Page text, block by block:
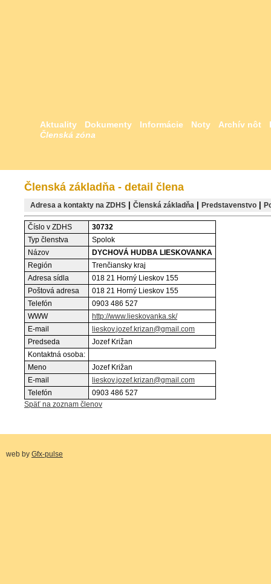
Aktuality Dokumenty Informácie Noty Archív nôt
Členská zóna
Členská základňa - detail člena
Adresa a kontakty na ZDHS Členská základňa Predstavenstvo
Číslo v ZDHS
30732
Typ členstva
Spolok
Názov
DYCHOVÁ HUDBA LIESKOVANKA
Región
Trenčiansky kraj
Adresa sídla
018 21 Horný Lieskov 155
Poštová adresa
018 21 Horný Lieskov 155
Telefón
0903 486 527
WWW
http://www.lieskovanka.sk/
E-mail
lieskov.jozef.krizan@gmail.com
Predseda
Jozef Križan
Kontaktná osoba:
Meno
Jozef Križan
E-mail
lieskov.jozef.krizan@gmail.com
Telefón
0903 486 527
Späť na zoznam členov
web by Gfx-pulse